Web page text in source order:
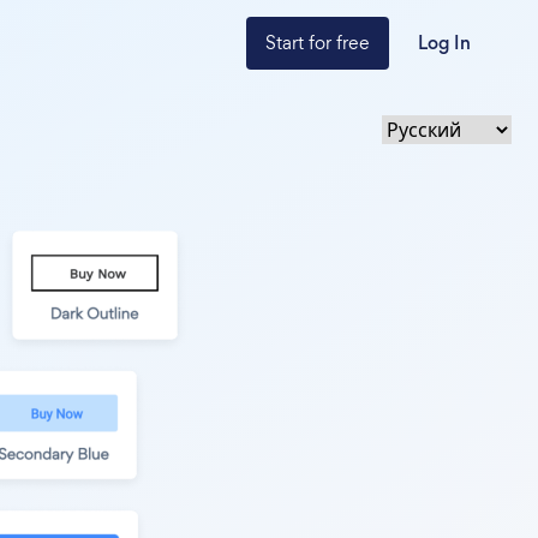
Start for free Log In